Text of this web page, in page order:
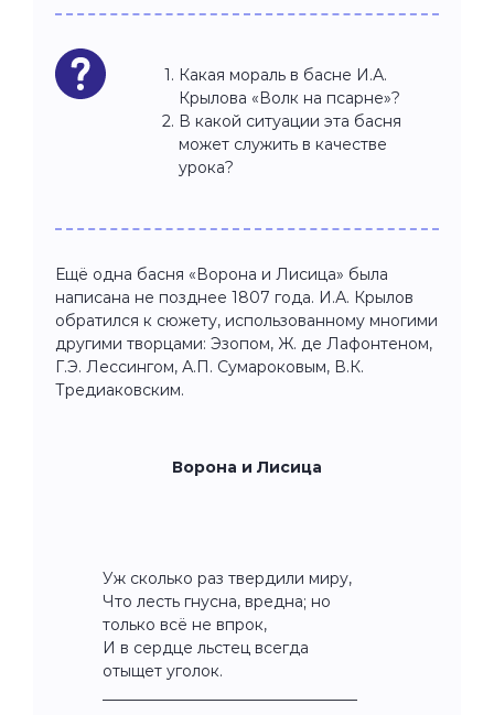
Какая мораль в басне И.А.
Крылова «Волк на псарне»?
В какой ситуации эта басня
может служить в качестве
урока?
Ещё одна басня «Ворона и Лисица» была
написана не позднее 1807 года. И.А. Крылов
обратился к сюжету, использованному многими
другими творцами: Эзопом, Ж. де Лафонтеном,
Г.Э. Лессингом, А.П. Сумароковым, В.К.
Тредиаковским.
Ворона и Лисица
Уж сколько раз твердили миру,
Что лесть гнусна, вредна; но
только всё не впрок,
И в сердце льстец всегда
отыщет уголок.